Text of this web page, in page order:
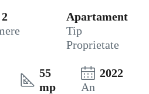
2
Apartament
Tip
Proprietate
55
mp
2022
An